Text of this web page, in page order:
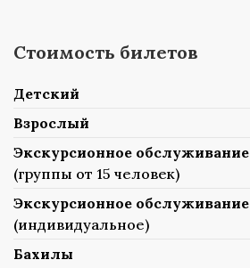
Стоимость билетов
Детский
Взрослый
Экскурсионное обслуживание
(группы от 15 человек)
Экскурсионное обслуживание
(индивидуальное)
Бахилы